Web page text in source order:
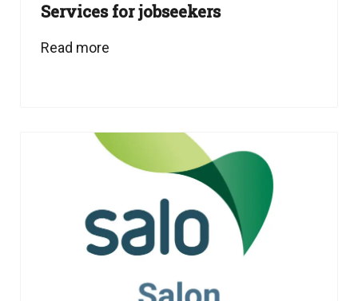
Services for jobseekers
Read more